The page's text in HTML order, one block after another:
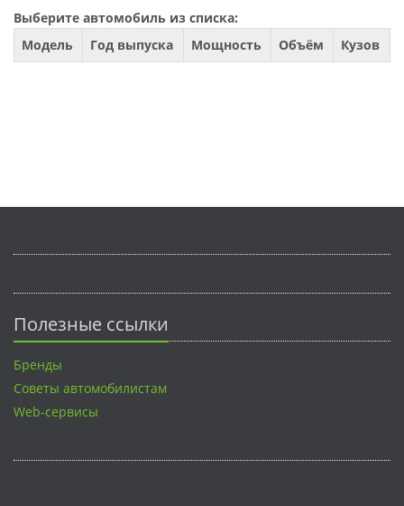
Выберите автомобиль из списка:
Модель
Год выпуска Мощность Объём Кузов
Полезные ссылки
Бренды
Советы автомобилистам
Web-сервисы